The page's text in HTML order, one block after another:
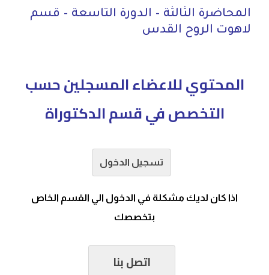
المحاضرة الثالثة – الدورة التاسعة – قسم
لاهوت الروح القدس
المحتوي للاعضاء المسجلين حسب
التخصص في قسم الدكتوراة
تسجيل الدخول
اذا كان لديك مشكلة في الدخول الي القسم الخاص
بتخصصك
اتصل بنا